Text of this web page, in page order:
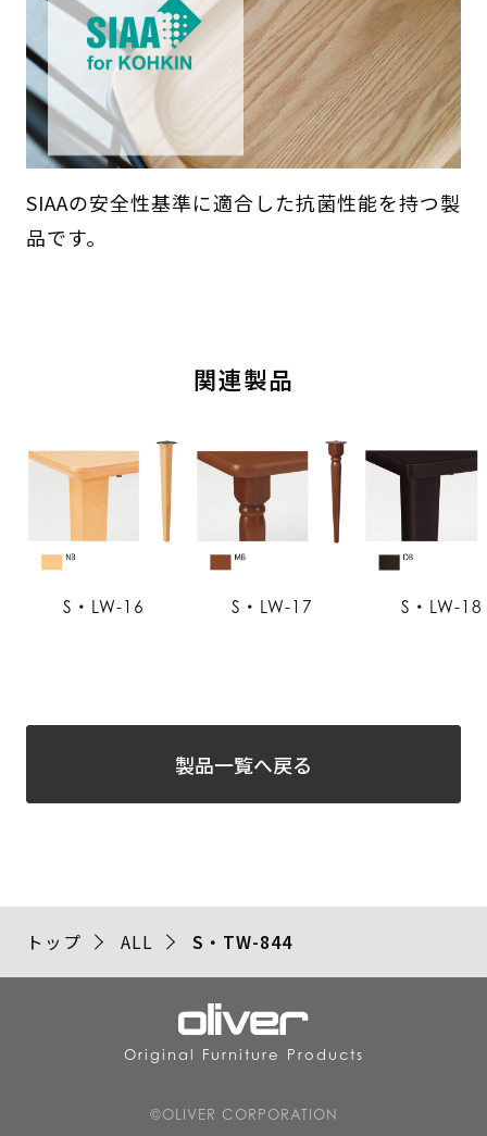
SIAAの安全性基準に適合した抗菌性能を持つ製
品です。
関連製品
S・LW-16 S・LW-17 S・LW-18
製品一覧へ戻る
トップ ALL S・TW-844
Original Furniture Products
©OLIVER CORPORATION